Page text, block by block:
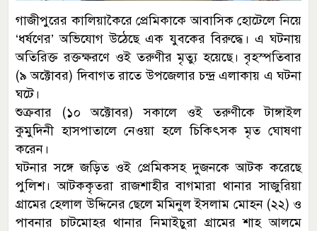
গাজীপুরের কালিয়াকৈরে প্রেমিকাকে আবাসিক হোটেলে নিয়ে
‘ধর্ষণের’ অভিযোগ উঠেছে এক যুবকের বিরুদ্ধে। এ ঘটনায়
অতিরিক্ত রক্তক্ষরণে ওই তরুণীর মৃত্যু হয়েছে। বৃহস্পতিবার
(৯ অক্টোবর) দিবাগত রাতে উপজেলার চন্দ্র এলাকায় এ ঘটনা
ঘটে।
শুক্রবার (১০ অক্টোবর) সকালে ওই তরুণীকে টাঙ্গাইল
কুমুদিনী হাসপাতালে নেওয়া হলে চিকিৎসক মৃত ঘোষণা
করেন।
ঘটনার সঙ্গে জড়িত ওই প্রেমিকসহ দুজনকে আটক করেছে
পুলিশ। আটককৃতরা রাজশাহীর বাগমারা থানার সাজুরিয়া
গ্রামের হেলাল উদ্দিনের ছেলে মমিনুল ইসলাম মোহন (২২) ও
পাবনার চাটমোহর থানার নিমাইচুরা গ্রামের শাহ আলমে